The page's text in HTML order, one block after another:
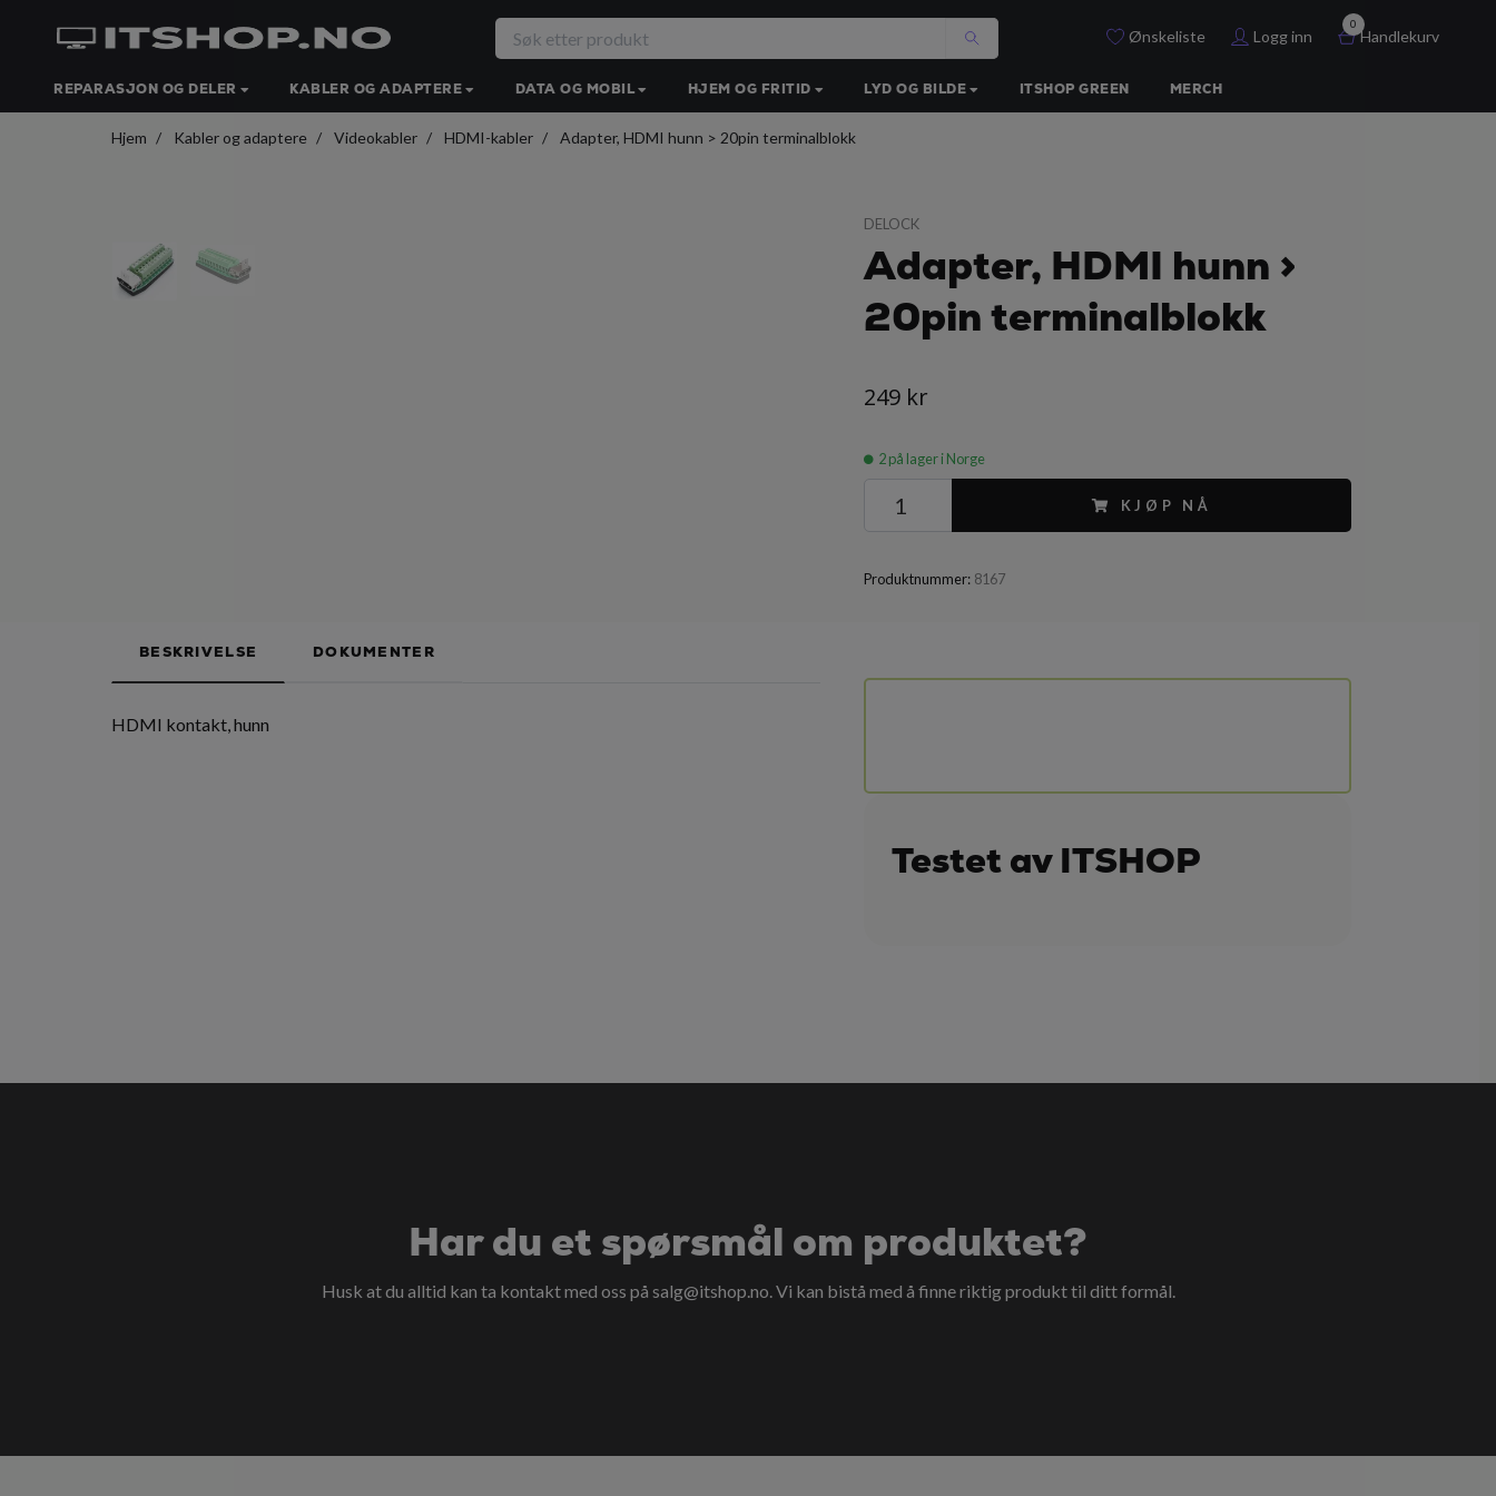
Ønskeliste Logg inn
0
Handlekurv
REPARASJON OG DELER KABLER OG ADAPTERE DATA OG MOBIL HJEM OG FRITID LYD OG BILDE ITSHOP GREEN MERCH
Hjem Kabler og adaptere Videokabler HDMI-kabler Adapter, HDMI hunn > 20pin terminalblokk
DELOCK
Adapter, HDMI hunn >
20pin terminalblokk
249 kr
2på lager i Norge
KJØP NÅ
Produktnummer: 8167
BESKRIVELSE DOKUMENTER
HDMI kontakt, hunn
Testet av ITSHOP
Har du et spørsmål om produktet?
Husk at du alltid kan ta kontakt med oss på salg@itshop.no. Vi kan bistå med å finne riktig produkt til ditt formål.